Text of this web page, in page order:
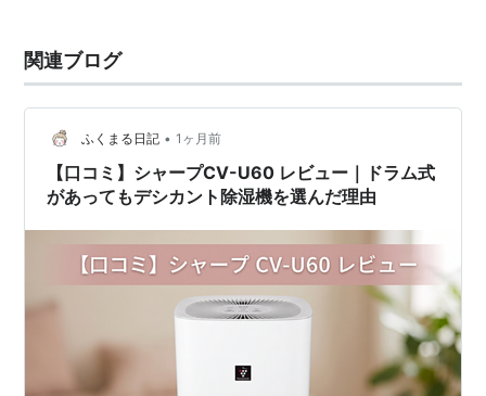
関連ブログ
ふくまる日記 • 1ヶ月前
【口コミ】シャープCV-U60 レビュー｜ドラム式
があってもデシカント除湿機を選んだ理由